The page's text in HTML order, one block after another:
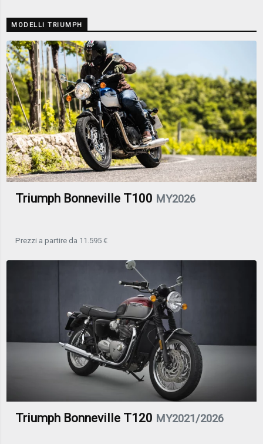
MODELLI TRIUMPH
Triumph Bonneville T100 MY2026
Prezzi a partire da 11.595 €
Triumph Bonneville T120 MY2021/2026